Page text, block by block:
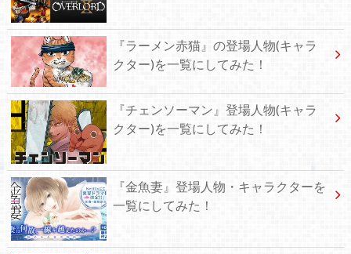
『ラーメン赤猫』の登場人物(キャラ
クター)を一覧にしてみた！
『チェンソーマン』登場人物(キャラ
クター)を一覧にしてみた！
『金魚妻』登場人物・キャラクターを
一覧にしてみた！